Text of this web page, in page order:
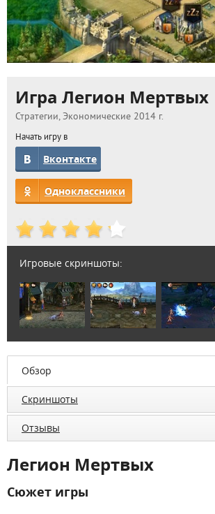
Игра Легион Мертвых
Стратегии, Экономические 2014 г.
Начать игру в
Вконтакте
Одноклассники
Игровые скриншоты:
Обзор
Скриншоты
Отзывы
Легион Мертвых
Сюжет игры